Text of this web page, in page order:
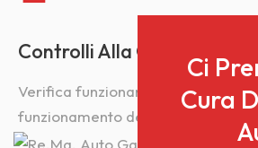
Controlli Alla Guida
Verifica funzionamento dei freni,
funzionamento della sterzatura,
Ci
Cura